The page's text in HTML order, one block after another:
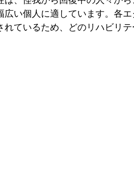
広い個人に適しています。各
れているため、どのリハビリ